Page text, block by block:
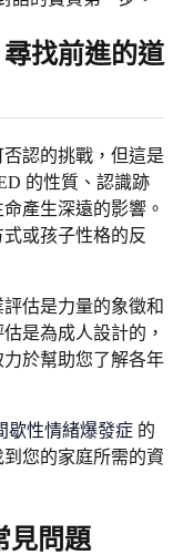
找前進的道
認的挑戰，但這是
的性質、認識跡
產生深遠的影響。
或孩子性格的反
估是力量的象徵和
是為成人設計的，
於幫助您了解各年
歇性情緒爆發症 的
您的家庭所需的資
見問題